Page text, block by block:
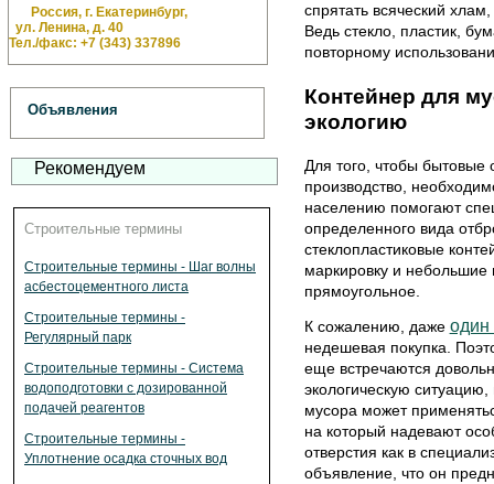
Россия, г. Екатеринбург,
ул. Ленина, д. 40
Тел./факс: +7 (343) 337896
Объявления
Рекомендуем
Строительные термины
Строительные термины - Шаг волны
асбестоцементного листа
Строительные термины -
Регулярный парк
Строительные термины - Система
водоподготовки с дозированной
подачей реагентов
Строительные термины -
Уплотнение осадка сточных вод
спрятать всяческий
Ведь стекло, пластик,
повторному
Контейнер для
экологию
Для того, чтобы бытовые
производство,
населению помогают
определенного вида
стеклопластиковые
маркировку и
прямоугольное.
К сожалению, даже один
недешевая покупка.
еще встречаются
экологическую
мусора может
на который надевают
отверстия как в
объявление, что он